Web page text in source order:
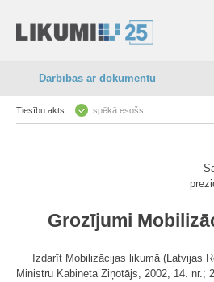
Darbības ar dokumentu
Tiesību akts: spēkā esošs
Grozījumi
Izdarīt Mobilizācijas likumā (Latvijas
Ministru Kabineta Ziņotājs, 2002, 14. nr.;